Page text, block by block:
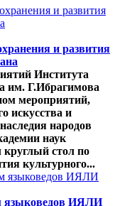
и развития
Института
им. Г.Ибрагимова
мероприятий,
искусства и
народов
наук
стол по
культурного...
языковедов ИЯЛИ